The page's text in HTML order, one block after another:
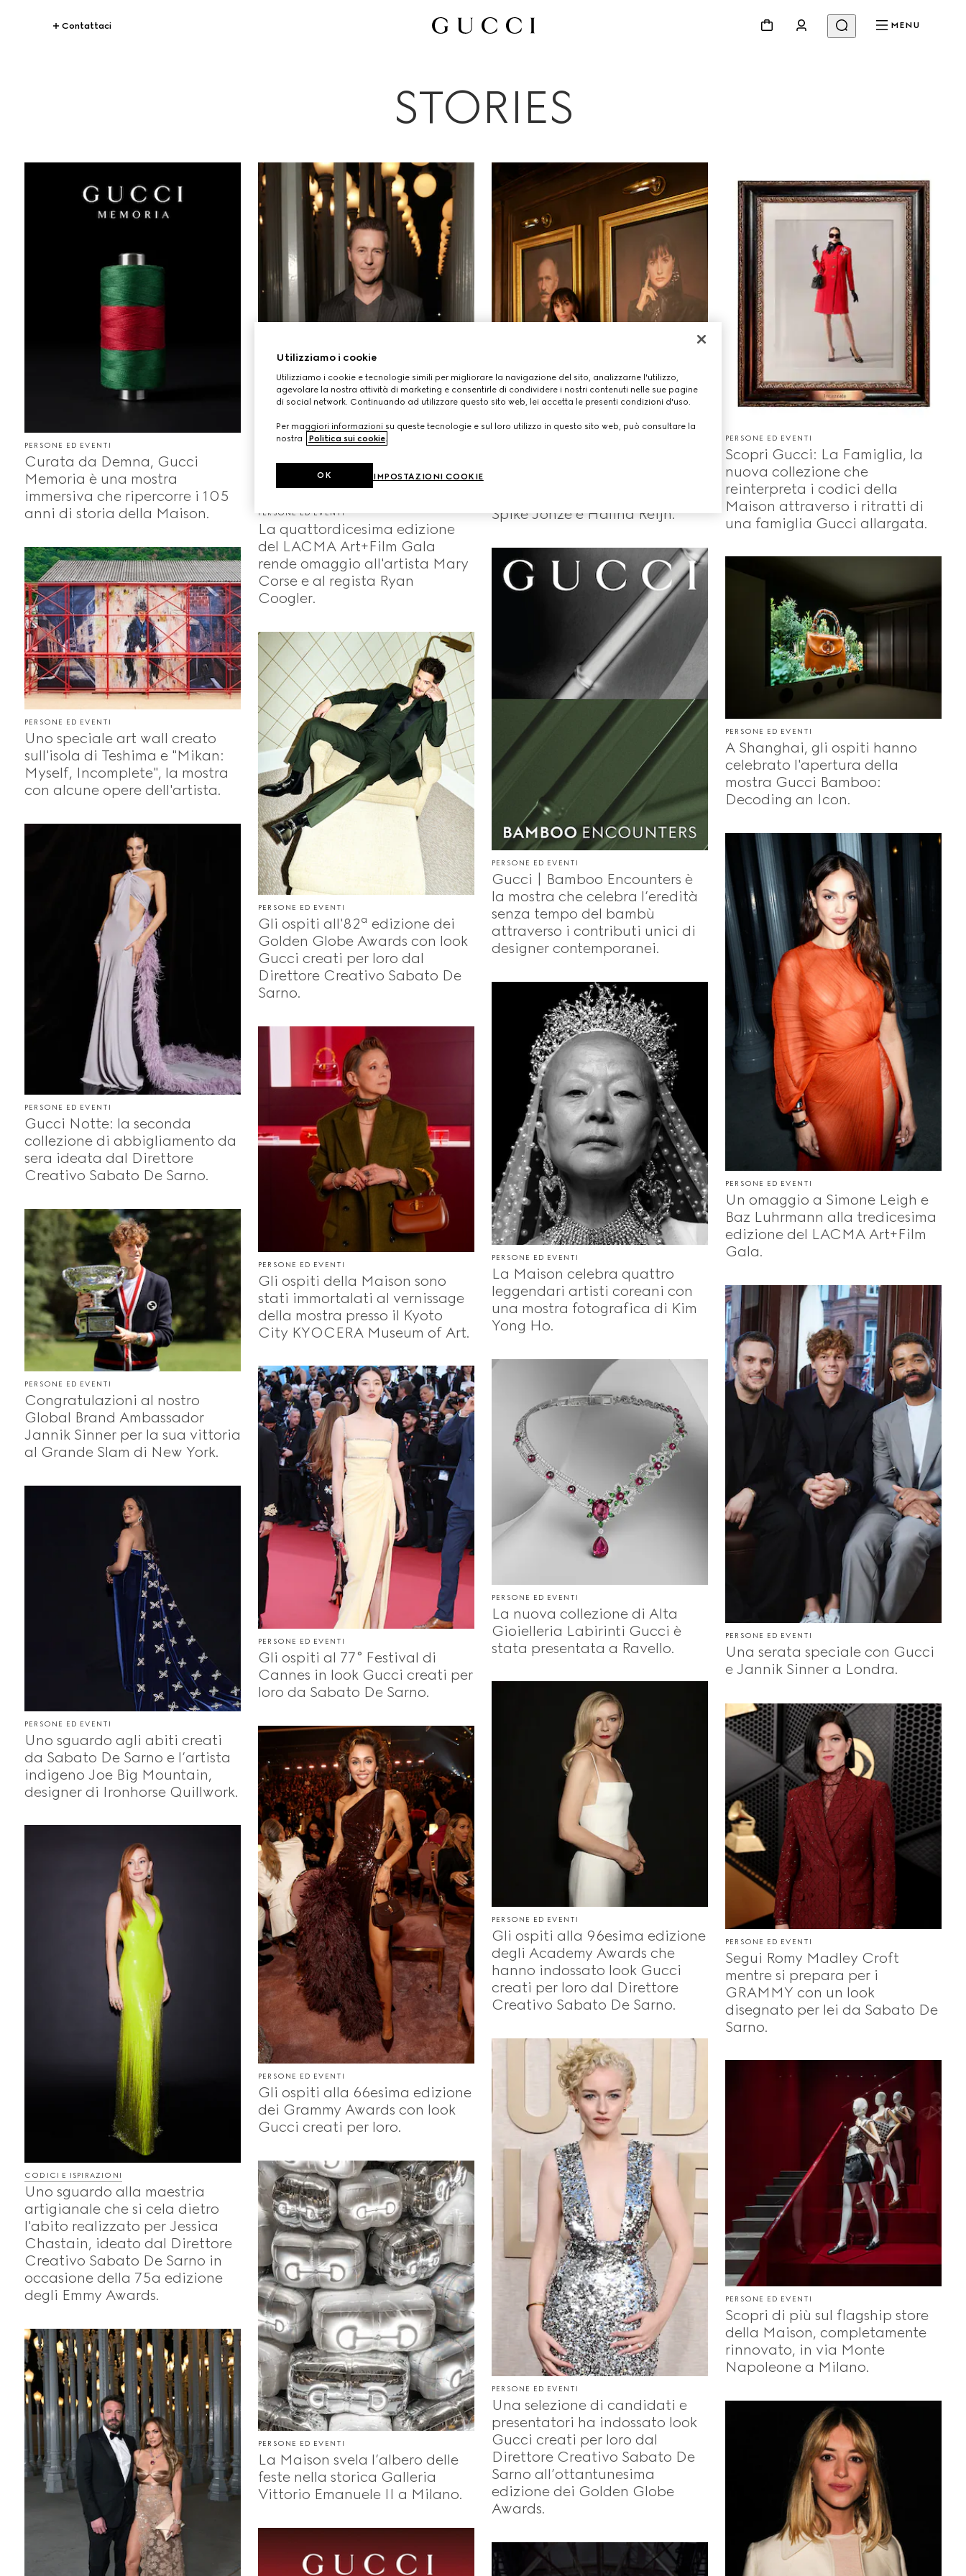
Contattaci MENU
STORIES
PERSONE ED EVENTI
Curata da Demna, Gucci
Memoria è una mostra
immersiva che ripercorre i 105
anni di storia della Maison.
PERSONE ED EVENTI
La quattordicesima edizione
del LACMA Art+Film Gala
rende omaggio all'artista Mary
Corse e al regista Ryan
Coogler.
Spike Jonze e Halina Reijn.
PERSONE ED EVENTI
Scopri Gucci: La Famiglia, la
nuova collezione che
reinterpreta i codici della
Maison attraverso i ritratti di
una famiglia Gucci allargata.
PERSONE ED EVENTI
Uno speciale art wall creato
sull'isola di Teshima e "Mikan:
Myself, Incomplete", la mostra
con alcune opere dell'artista.
PERSONE ED EVENTI
Gucci | Bamboo Encounters è
la mostra che celebra l’eredità
senza tempo del bambù
attraverso i contributi unici di
designer contemporanei.
PERSONE ED EVENTI
A Shanghai, gli ospiti hanno
celebrato l'apertura della
mostra Gucci Bamboo:
Decoding an Icon.
PERSONE ED EVENTI
Gli ospiti all'82ª edizione dei
Golden Globe Awards con look
Gucci creati per loro dal
Direttore Creativo Sabato De
Sarno.
PERSONE ED EVENTI
Gucci Notte: la seconda
collezione di abbigliamento da
sera ideata dal Direttore
Creativo Sabato De Sarno.
PERSONE ED EVENTI
Un omaggio a Simone Leigh e
Baz Luhrmann alla tredicesima
edizione del LACMA Art+Film
Gala.
PERSONE ED EVENTI
La Maison celebra quattro
leggendari artisti coreani con
una mostra fotografica di Kim
Yong Ho.
PERSONE ED EVENTI
Gli ospiti della Maison sono
stati immortalati al vernissage
della mostra presso il Kyoto
City KYOCERA Museum of Art.
PERSONE ED EVENTI
Congratulazioni al nostro
Global Brand Ambassador
Jannik Sinner per la sua vittoria
al Grande Slam di New York.
PERSONE ED EVENTI
Una serata speciale con Gucci
e Jannik Sinner a Londra.
PERSONE ED EVENTI
La nuova collezione di Alta
Gioielleria Labirinti Gucci è
stata presentata a Ravello.
PERSONE ED EVENTI
Gli ospiti al 77° Festival di
Cannes in look Gucci creati per
loro da Sabato De Sarno.
PERSONE ED EVENTI
Uno sguardo agli abiti creati
da Sabato De Sarno e l’artista
indigeno Joe Big Mountain,
designer di Ironhorse Quillwork.
PERSONE ED EVENTI
Gli ospiti alla 96esima edizione
degli Academy Awards che
hanno indossato look Gucci
creati per loro dal Direttore
Creativo Sabato De Sarno.
PERSONE ED EVENTI
Segui Romy Madley Croft
mentre si prepara per i
GRAMMY con un look
disegnato per lei da Sabato De
Sarno.
PERSONE ED EVENTI
Gli ospiti alla 66esima edizione
dei Grammy Awards con look
Gucci creati per loro.
CODICI E ISPIRAZIONI
Uno sguardo alla maestria
artigianale che si cela dietro
l'abito realizzato per Jessica
Chastain, ideato dal Direttore
Creativo Sabato De Sarno in
occasione della 75‌‌a‌‌ edizione
degli Emmy Awards.
PERSONE ED EVENTI
Una selezione di candidati e
presentatori ha indossato look
Gucci creati per loro dal
Direttore Creativo Sabato De
Sarno all’ottantunesima
edizione dei Golden Globe
Awards.
PERSONE ED EVENTI
Scopri di più sul flagship store
della Maison, completamente
rinnovato, in via Monte
Napoleone a Milano.
PERSONE ED EVENTI
La Maison svela l’albero delle
feste nella storica Galleria
Vittorio Emanuele II a Milano.
Utilizziamo i cookie
Utilizziamo i cookie e tecnologie simili per migliorare la navigazione del sito, analizzarne l'utilizzo,
agevolare la nostra attività di marketing e consentirle di condividere i nostri contenuti nelle sue pagine
di social network. Continuando ad utilizzare questo sito web, lei accetta le presenti condizioni d'uso.
Per maggiori informazioni su queste tecnologie e sul loro utilizzo in questo sito web, può consultare la
nostra
Politica sui cookie.
IMPOSTAZIONI COOKIE
OK